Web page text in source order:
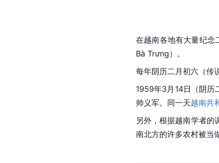
在越南各地有大量纪念
Bà Trưng）。
每年阴历二月初六（传
1959年3月14日（阴历
帅义军。同一天越南共
另外，根据越南学者的
南北方的许多农村被当